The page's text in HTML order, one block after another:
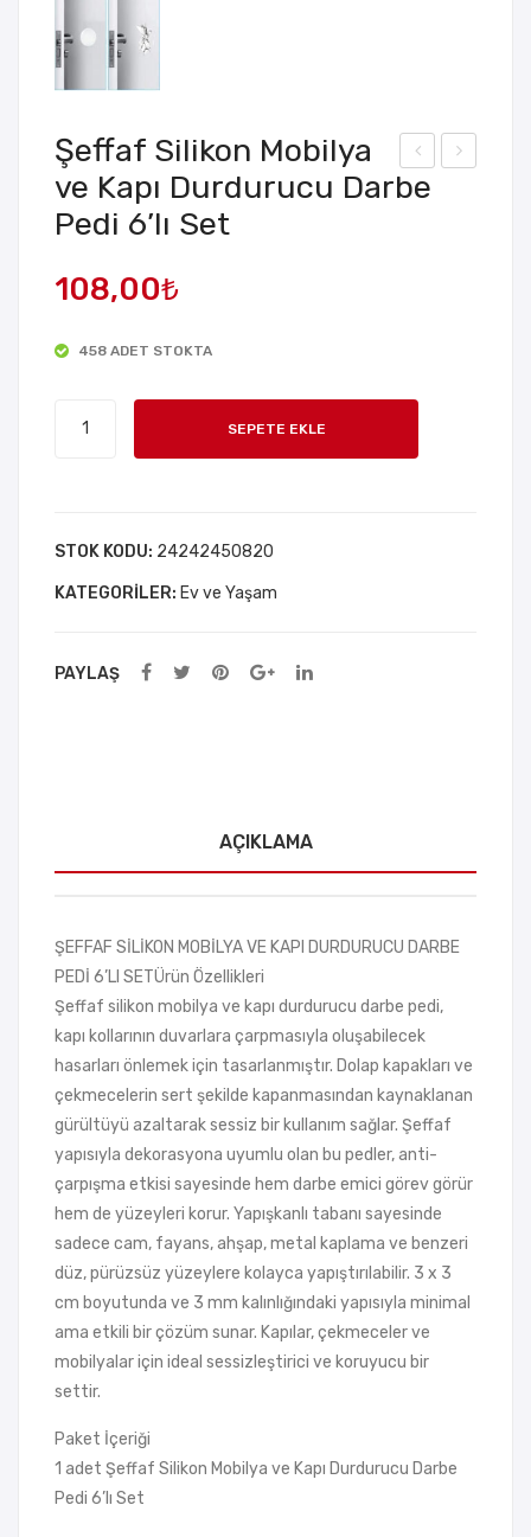
em
Şeffaf Silikon Mobilya
ve Kapı Durdurucu Darbe
Pedi 6’lı Set
108,00₺
458 ADET STOKTA
Durdurucu
Darbe
Set
SEPETE EKLE
STOK KODU: 24242450820
KATEGORILER: Ev ve Yaşam
PAYLAŞ
AÇIKLAMA
ŞEFFAF SİLİKON MOBİLYA VE KAPI DURDURUCU DARBE
PEDİ 6’LI SETÜrün Özellikleri
Şeffaf silikon mobilya ve kapı durdurucu darbe pedi,
kapı kollarının duvarlara çarpmasıyla oluşabilecek
hasarları önlemek için tasarlanmıştır. Dolap kapakları ve
çekmecelerin sert şekilde kapanmasından kaynaklanan
gürültüyü azaltarak sessiz bir kullanım sağlar. Şeffaf
yapısıyla dekorasyona uyumlu olan bu pedler, anti-
çarpışma etkisi sayesinde hem darbe emici görev görür
hem de yüzeyleri korur. Yapışkanlı tabanı sayesinde
sadece cam, fayans, ahşap, metal kaplama ve benzeri
düz, pürüzsüz yüzeylere kolayca yapıştırılabilir. 3 x 3
cm boyutunda ve 3 mm kalınlığındaki yapısıyla minimal
ama etkili bir çözüm sunar. Kapılar, çekmeceler ve
mobilyalar için ideal sessizleştirici ve koruyucu bir
settir.
Paket İçeriği
1 adet Şeffaf Silikon Mobilya ve Kapı Durdurucu Darbe
Pedi 6’lı Set